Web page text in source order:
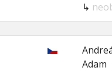
↳
Adam